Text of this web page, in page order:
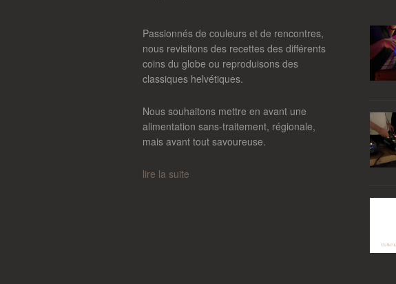
Passionnés de couleurs et de rencontres,
nous revisitons des recettes des différents
coins du globe ou reproduisons des
classiques helvétiques.
Nous souhaitons mettre en avant une
alimentation sans-traitement, régionale,
mais avant tout savoureuse.
lire la suite